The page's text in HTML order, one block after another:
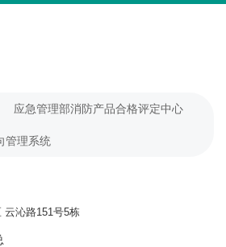
应急管理部消防产品合格评定中心
管理系统
云沁路151号5栋